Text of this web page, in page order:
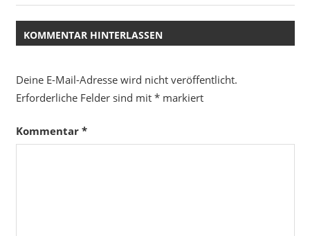
Beitrag:
KOMMENTAR HINTERLASSEN
Deine E-Mail-Adresse wird nicht veröffentlicht.
Erforderliche Felder sind mit *markiert
Kommentar *